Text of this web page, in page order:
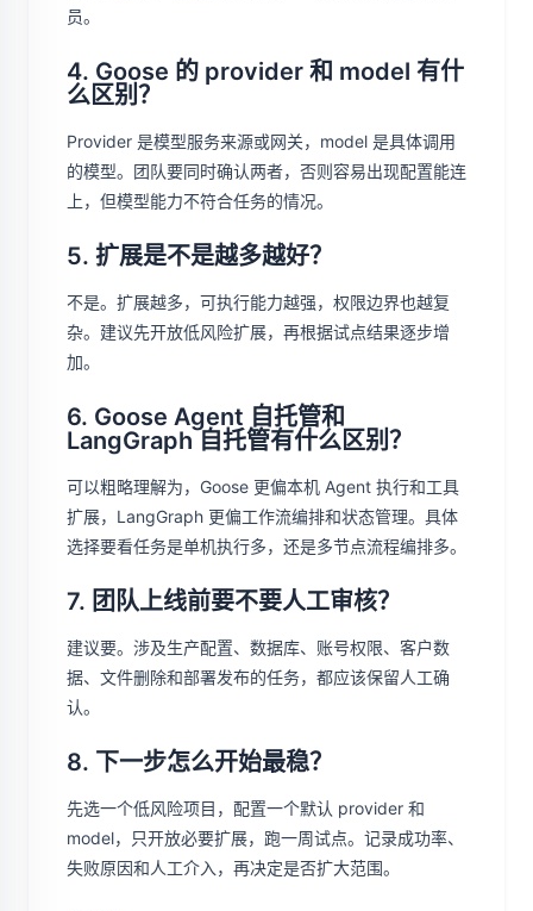
员。
4. Goose 的 provider 和 model 有什
么区别？
Provider 是模型服务来源或网关，model 是具体调用
的模型。团队要同时确认两者，否则容易出现配置能连
上，但模型能力不符合任务的情况。
5. 扩展是不是越多越好？
不是。扩展越多，可执行能力越强，权限边界也越复
杂。建议先开放低风险扩展，再根据试点结果逐步增
加。
6. Goose Agent 自托管和
LangGraph 自托管有什么区别？
可以粗略理解为，Goose 更偏本机 Agent 执行和工具
扩展，LangGraph 更偏工作流编排和状态管理。具体
选择要看任务是单机执行多，还是多节点流程编排多。
7. 团队上线前要不要人工审核？
建议要。涉及生产配置、数据库、账号权限、客户数
据、文件删除和部署发布的任务，都应该保留人工确
认。
8. 下一步怎么开始最稳？
先选一个低风险项目，配置一个默认 provider 和
model，只开放必要扩展，跑一周试点。记录成功率、
失败原因和人工介入，再决定是否扩大范围。